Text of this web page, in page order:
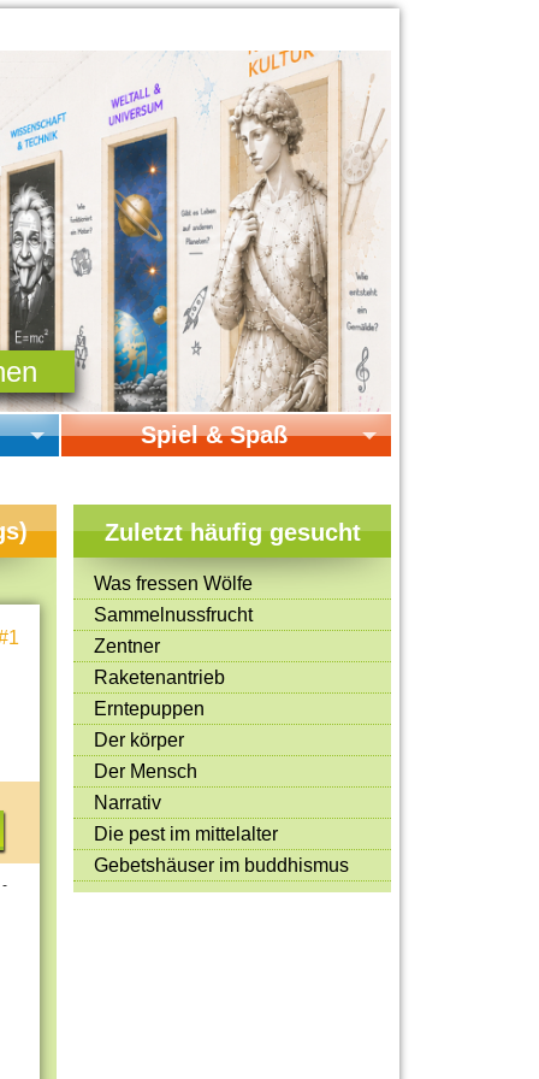
Spiel & Spaß
Online-Spiele
Mitmachen & Kreatives
Bücher & Filme
Quiz-Spiele
Spiele & Ideen
Jugendreporter
Rezeptideen
Game-Tests
Reisen, Events & Sport
E-Cards
-
Zuletzt häufig gesucht
Was fressen Wölfe
Sammelnussfrucht
Zentner
Raketenantrieb
Erntepuppen
Der körper
Der Mensch
Narrativ
Die pest im mittelalter
Gebetshäuser im buddhismus